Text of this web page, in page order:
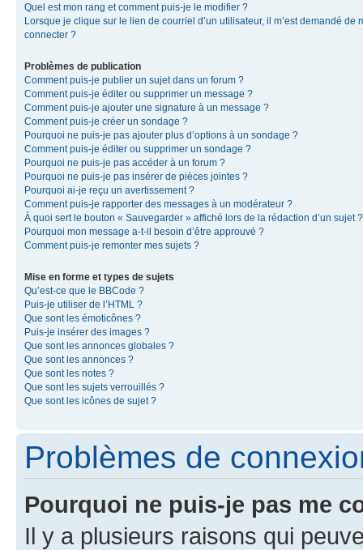
Quel est mon rang et comment puis-je le modifier ?
Lorsque je clique sur le lien de courriel d’un utilisateur, il m’est demandé de
connecter ?
Problèmes de publication
Comment puis-je publier un sujet dans un forum ?
Comment puis-je éditer ou supprimer un message ?
Comment puis-je ajouter une signature à un message ?
Comment puis-je créer un sondage ?
Pourquoi ne puis-je pas ajouter plus d’options à un sondage ?
Comment puis-je éditer ou supprimer un sondage ?
Pourquoi ne puis-je pas accéder à un forum ?
Pourquoi ne puis-je pas insérer de pièces jointes ?
Pourquoi ai-je reçu un avertissement ?
Comment puis-je rapporter des messages à un modérateur ?
À quoi sert le bouton « Sauvegarder » affiché lors de la rédaction d’un sujet ?
Pourquoi mon message a-t-il besoin d’être approuvé ?
Comment puis-je remonter mes sujets ?
Mise en forme et types de sujets
Qu’est-ce que le BBCode ?
Puis-je utiliser de l’HTML ?
Que sont les émoticônes ?
Puis-je insérer des images ?
Que sont les annonces globales ?
Que sont les annonces ?
Que sont les notes ?
Que sont les sujets verrouillés ?
Que sont les icônes de sujet ?
Problèmes de
Pourquoi ne puis-je pas me
Il y a plusieurs raisons qui